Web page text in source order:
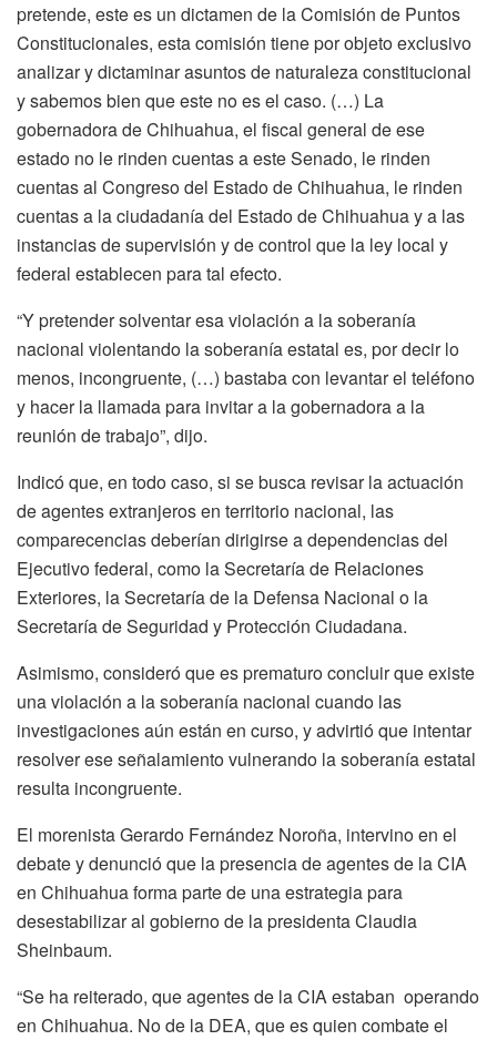
pretende, este es un dictamen de la Comisión de Puntos
Constitucionales, esta comisión tiene por objeto exclusivo
analizar y dictaminar asuntos de naturaleza constitucional
y sabemos bien que este no es el caso. (…) La
gobernadora de Chihuahua, el fiscal general de ese
estado no le rinden cuentas a este Senado, le rinden
cuentas al Congreso del Estado de Chihuahua, le rinden
cuentas a la ciudadanía del Estado de Chihuahua y a las
instancias de supervisión y de control que la ley local y
federal establecen para tal efecto.
“Y pretender solventar esa violación a la soberanía
nacional violentando la soberanía estatal es, por decir lo
menos, incongruente, (…) bastaba con levantar el teléfono
y hacer la llamada para invitar a la gobernadora a la
reunión de trabajo”, dijo.
Indicó que, en todo caso, si se busca revisar la actuación
de agentes extranjeros en territorio nacional, las
comparecencias deberían dirigirse a dependencias del
Ejecutivo federal, como la Secretaría de Relaciones
Exteriores, la Secretaría de la Defensa Nacional o la
Secretaría de Seguridad y Protección Ciudadana.
Asimismo, consideró que es prematuro concluir que existe
una violación a la soberanía nacional cuando las
investigaciones aún están en curso, y advirtió que intentar
resolver ese señalamiento vulnerando la soberanía estatal
resulta incongruente.
El morenista Gerardo Fernández Noroña, intervino en el
debate y denunció que la presencia de agentes de la CIA
en Chihuahua forma parte de una estrategia para
desestabilizar al gobierno de la presidenta Claudia
Sheinbaum.
“Se ha reiterado, que agentes de la CIA estaban operando
en Chihuahua. No de la DEA, que es quien combate el